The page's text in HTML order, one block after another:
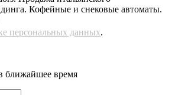
Кофейные и снековые автоматы.
персональных данных.
ближайшее время